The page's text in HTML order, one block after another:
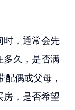
时，通常会先
多久，是否满
偶或父母，
房，是否希望